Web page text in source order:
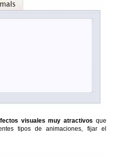
visuales muy atractivos que
tipos de animaciones, fijar el